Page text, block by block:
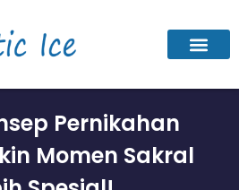
Pernikahan
Momen Sakral